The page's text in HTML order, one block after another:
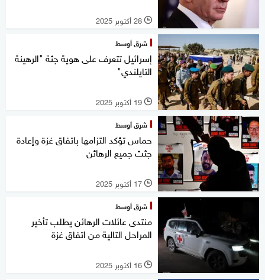
l 28 أكتوبر 2025
شرق أوسط
إسرائيل تتعرف على هوية جثة "الرهينة
التايلندي"
l 19 أكتوبر 2025
شرق أوسط
حماس تؤكد التزامها باتفاق غزة وإعادة
جثث جميع الرهائن
l 17 أكتوبر 2025
شرق أوسط
منتدى عائلات الرهائن يطلب تأخير
المراحل التالية من اتفاق غزة
l 16 أكتوبر 2025